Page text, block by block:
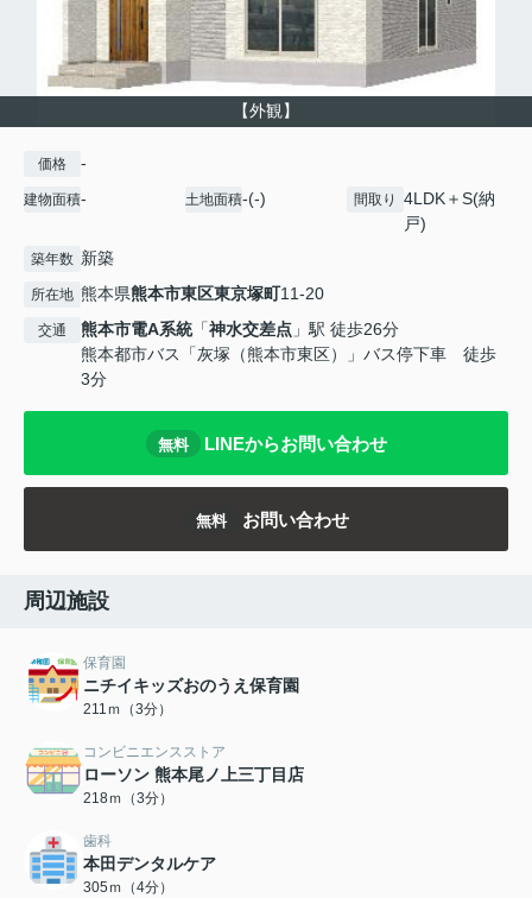
【外観】
価格 -
建物面積- 土地面積-(-) 間取り
4LDK＋S(納
戸)
築年数 新築
所在地 熊本県熊本市東区東京塚町11-20
交通 熊本市電A系統「神水交差点 」駅 徒歩26分
熊本都市バス「灰塚（熊本市東区）」バス停下車 徒歩
3分
無料 LINEからお問い合わせ
無料 お問い合わせ
周辺施設
保育園
ニチイキッズおのうえ保育園
211ｍ（3分）
コンビニエンスストア
ローソン 熊本尾ノ上三丁目店
218ｍ（3分）
歯科
本田デンタルケア
305ｍ（4分）